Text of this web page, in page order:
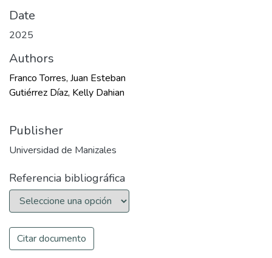
Date
2025
Authors
Franco Torres, Juan Esteban
Gutiérrez Díaz, Kelly Dahian
Publisher
Universidad de Manizales
Referencia bibliográfica
Citar documento